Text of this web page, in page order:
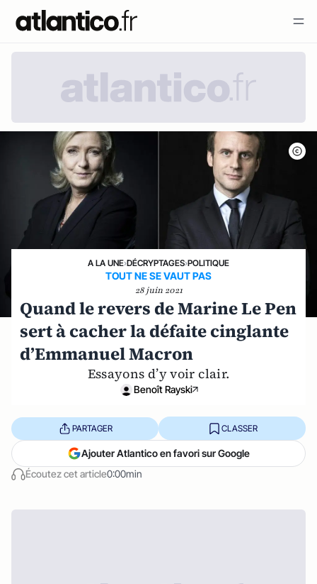
A LA UNE›DÉCRYPTAGES›POLITIQUE
TOUT NE SE VAUT PAS
28 juin 2021
Quand le revers de Marine Le Pen
sert à cacher la défaite cinglante
d’Emmanuel Macron
Essayons d’y voir clair.
Benoît Rayski
Écoutez cet article0:00min
PARTAGER CLASSER
Ajouter Atlantico en favori sur Google